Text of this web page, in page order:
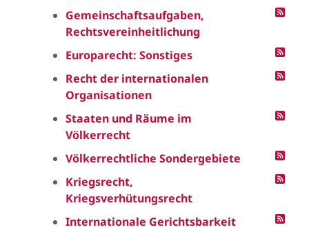
Gemeinschaftsaufgaben,
Rechtsvereinheitlichung
Europarecht: Sonstiges
Recht der internationalen
Organisationen
Staaten und Räume im
Völkerrecht
Völkerrechtliche Sondergebiete
Kriegsrecht,
Kriegsverhütungsrecht
Internationale Gerichtsbarkeit